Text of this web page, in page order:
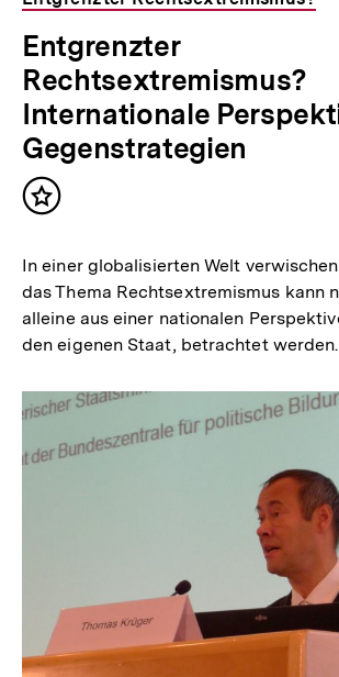
Entgrenzter
Rechtsextremismus?
Internationale
Gegenstrategien
Inhalt
In einer globalisierten Welt
das Thema Rechtsextremismus kann
alleine aus einer nationalen
den eigenen Staat, betrachtet werden.